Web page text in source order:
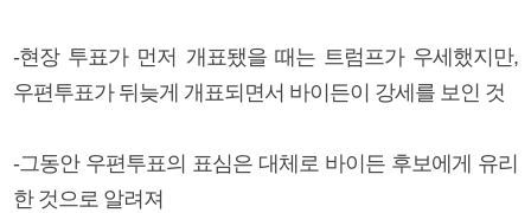
-현장 투표가 먼저 개표됐을 때는 트럼프가 우세했지만,
우편투표가 뒤늦게 개표되면서 바이든이 강세를 보인 것
-그동안 우편투표의 표심은 대체로 바이든 후보에게 유리
한 것으로 알려져